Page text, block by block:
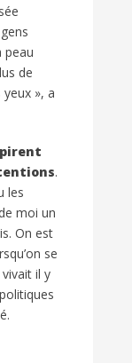
peau
de
», a
.
les
moi un
On est
se
il y